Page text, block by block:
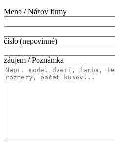
Meno / Názov firmy
číslo (nepovinné)
záujem / Poznámka